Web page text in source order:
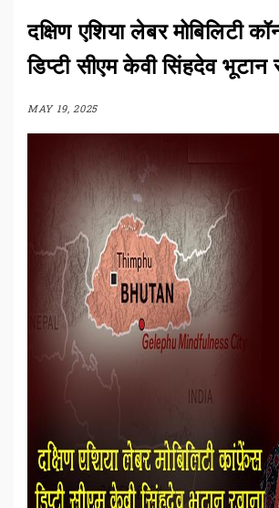
दक्षिण एशिया लेबर मोबिलिटी
डिप्टी सीएम केवी सिंहदेव भूटान
MAY 19, 2025